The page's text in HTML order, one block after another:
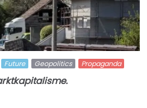
Future Geopolitics Propaganda